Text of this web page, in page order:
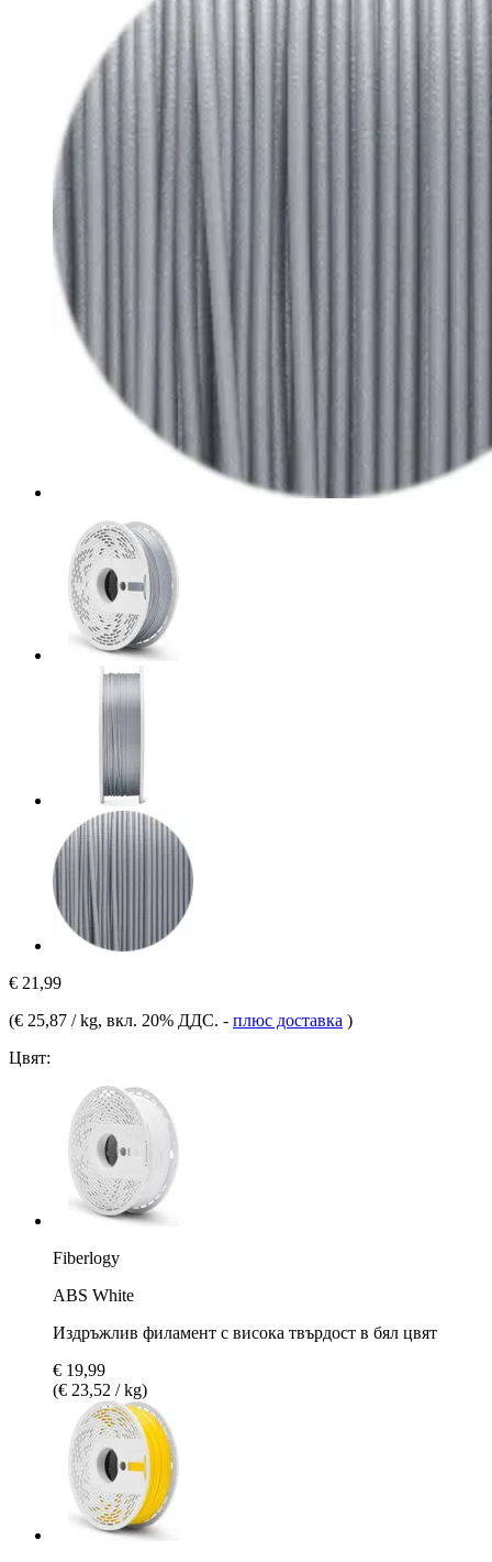
€ 21,99
(€ 25,87 / kg, вкл. 20% ДДС. - плюс доставка )
Цвят:
Fiberlogy
ABS White
Издръжлив филамент с висока твърдост в бял цвят
€ 19,99
(€ 23,52 / kg)